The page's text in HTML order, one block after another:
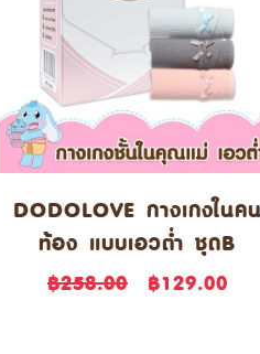
DODOLOVE กางเกงในคน
ท้อง แบบเอวต่ำ ชุดB
฿258.00 ฿129.00